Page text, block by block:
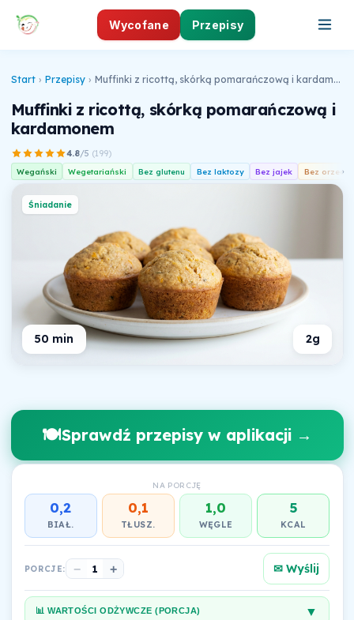
Wycofane Przepisy
Start › Przepisy › Muffinki z ricottą, skórką pomarańczową i kardamonem
Muffinki z ricottą, skórką pomarańczową i
kardamonem
4.8/5 (199)
Wegański Wegetariański Bez glutenu Bez laktozy Bez jajek Bez ›
Śniadanie
50 min 2g
🍽️Sprawdź przepisy w aplikacji →
NA PORCJĘ
0,2
BIAŁ.
0,1
TŁUSZ.
1,0
WĘGLE
5
KCAL
PORCJE: − 1 + ✉ Wyślij
📊 WARTOŚCI ODŻYWCZE (PORCJA) ▼